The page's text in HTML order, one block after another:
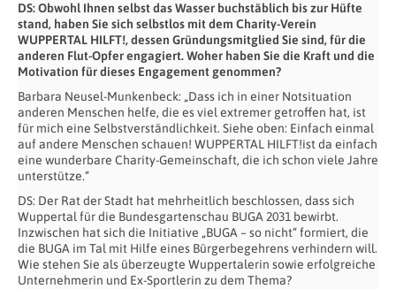
DS: Obwohl Ihnen selbst das Wasser buchstäblich bis zur Hüfte
stand, haben Sie sich selbstlos mit dem Charity-Verein
WUPPERTAL HILFT!, dessen Gründungsmitglied Sie sind, für die
anderen Flut-Opfer engagiert. Woher haben Sie die Kraft und die
Motivation für dieses Engagement genommen?
Barbara Neusel-Munkenbeck: „Dass ich in einer Notsituation
anderen Menschen helfe, die es viel extremer getroffen hat, ist
für mich eine Selbstverständlichkeit. Siehe oben: Einfach einmal
auf andere Menschen schauen! WUPPERTAL HILFT!ist da einfach
eine wunderbare Charity-Gemeinschaft, die ich schon viele Jahre
unterstütze.“
DS: Der Rat der Stadt hat mehrheitlich beschlossen, dass sich
Wuppertal für die Bundesgartenschau BUGA 2031 bewirbt.
Inzwischen hat sich die Initiative „BUGA – so nicht“ formiert, die
die BUGA im Tal mit Hilfe eines Bürgerbegehrens verhindern will.
Wie stehen Sie als überzeugte Wuppertalerin sowie erfolgreiche
Unternehmerin und Ex-Sportlerin zu dem Thema?